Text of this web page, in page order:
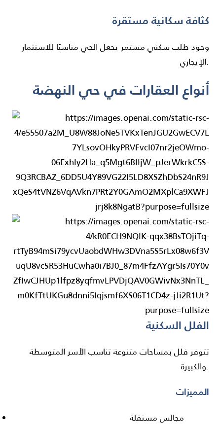
كثافة سكانية مستقرة
وجود طلب سكني مستمر يجعل الحي مناسبًا للاستثمار
الإيجاري.
أنواع العقارات في حي النهضة
الفلل السكنية
تتوفر فلل بمساحات متنوعة تناسب الأسر المتوسطة
والكبيرة.
المميزات
مجالس مستقلة